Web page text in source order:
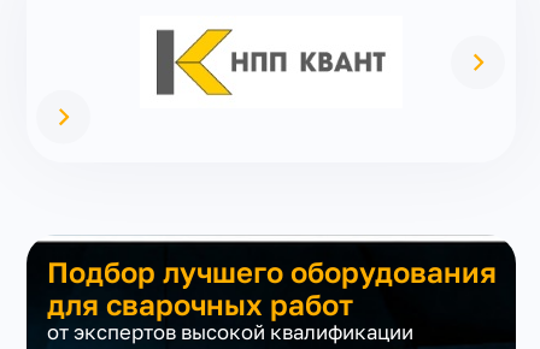
Подбор лучшего оборудования
для сварочных работ
от экспертов высокой квалификации